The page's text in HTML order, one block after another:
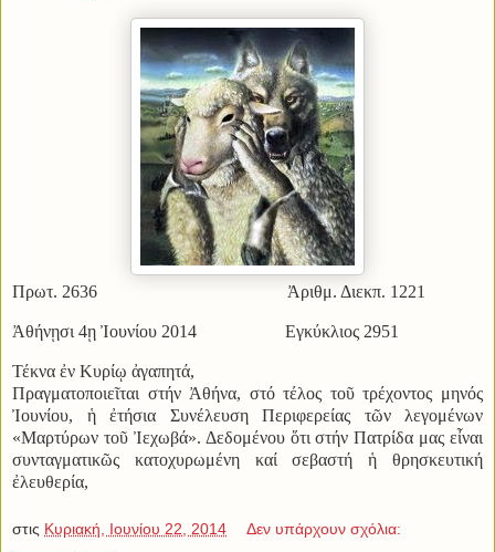
Πρωτ. 2636 Ἀριθμ. Διεκπ. 1221
Ἀθήνῃσι 4ῃ Ἰουνίου 2014 Εγκύκλιος 2951
Τέκνα ἐν Κυρίῳ ἀγαπητά,
Πραγματοποιεῖται στήν Ἀθήνα, στό τέλος τοῦ τρέχοντος μηνός
Ἰουνίου, ἡ ἐτήσια Συνέλευση Περιφερείας τῶν λεγομένων
«Μαρτύρων τοῦ Ἰεχωβά». Δεδομένου ὅτι στήν Πατρίδα μας εἶναι
συνταγματικῶς κατοχυρωμένη καί σεβαστή ἡ θρησκευτική
ἐλευθερία,
στις Κυριακή, Ιουνίου 22, 2014 Δεν υπάρχουν σχόλια: